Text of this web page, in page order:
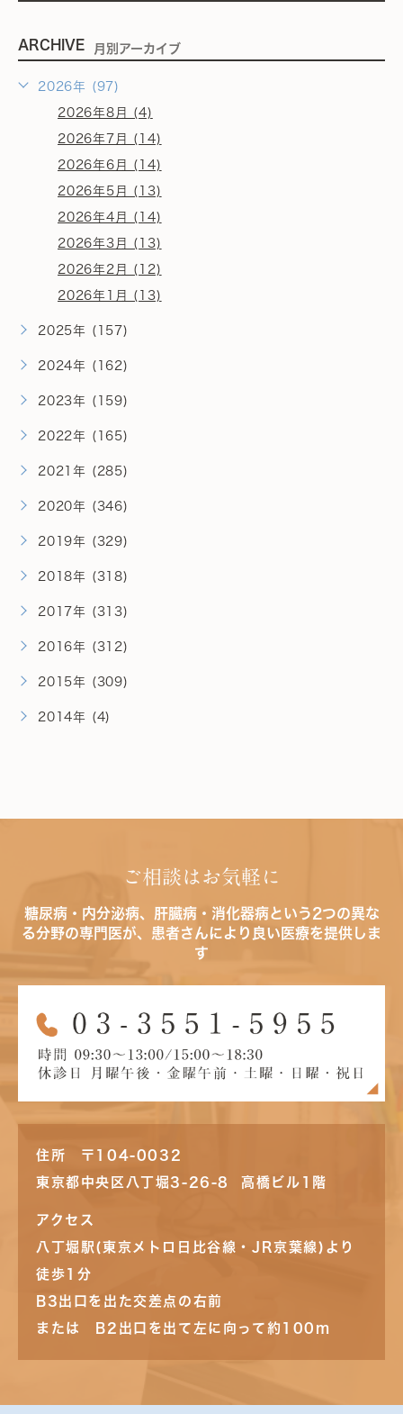
ARCHIVE 月別アーカイブ
2026年 (97)
2026年8月 (4)
2026年7月 (14)
2026年6月 (14)
2026年5月 (13)
2026年4月 (14)
2026年3月 (13)
2026年2月 (12)
2026年1月 (13)
2025年 (157)
2024年 (162)
2023年 (159)
2022年 (165)
2021年 (285)
2020年 (346)
2019年 (329)
2018年 (318)
2017年 (313)
2016年 (312)
2015年 (309)
2014年 (4)
ご相談はお気軽に
糖尿病・内分泌病、肝臓病・消化器病という2つの異な
る分野の専門医が、患者さんにより良い医療を提供しま
す
住所 〒104-0032
東京都中央区八丁堀3-26-8 高橋ビル1階
アクセス
八丁堀駅(東京メトロ日比谷線・JR京葉線)より
徒歩1分
B3出口を出た交差点の右前
または B2出口を出て左に向って約100m